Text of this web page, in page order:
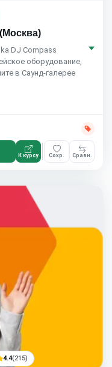
DJ Compass
оборудование,
в Саунд-галерее
К курсу Сохр. Сравн.
4.4(215)